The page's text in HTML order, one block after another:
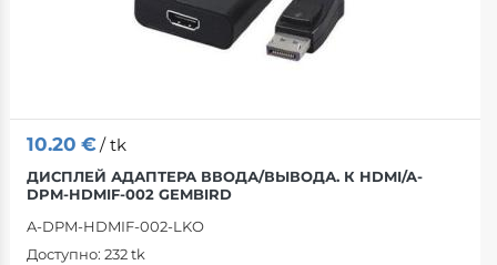
10.20 €/ tk
ДИСПЛЕЙ АДАПТЕРА ВВОДА/ВЫВОДА. К HDMI/A-
DPM-HDMIF-002 GEMBIRD
A-DPM-HDMIF-002-LKO
Доступно: 232 tk